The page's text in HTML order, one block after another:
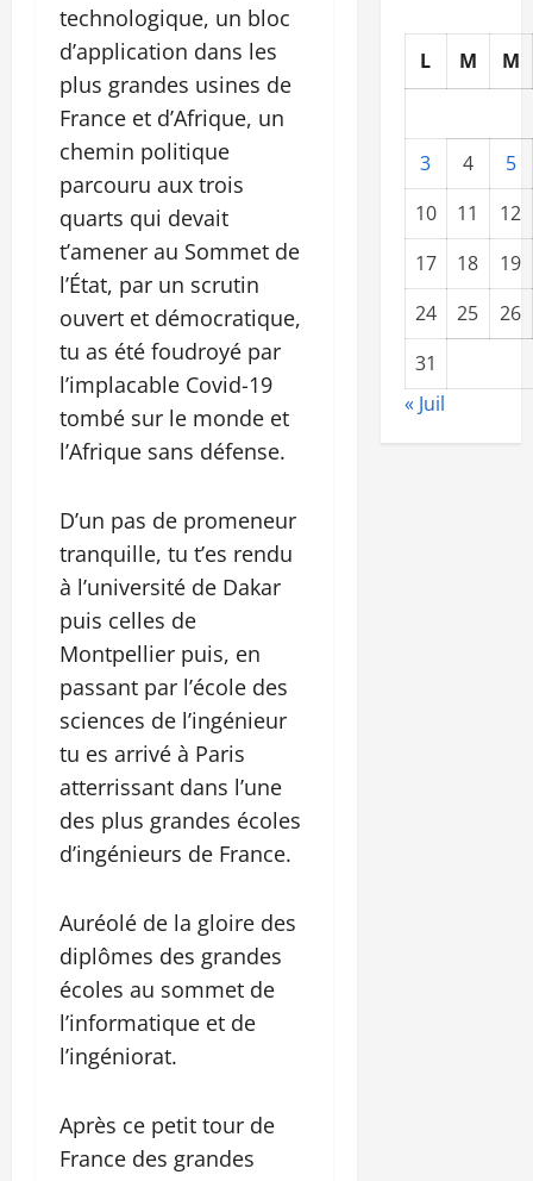
technologique, un bloc
d’application dans les
plus grandes usines de
France et d’Afrique, un
chemin politique
parcouru aux trois
quarts qui devait
t’amener au Sommet de
l’État, par un scrutin
ouvert et démocratique,
tu as été foudroyé par
l’implacable Covid-19
tombé sur le monde et
l’Afrique sans défense.
D’un pas de promeneur
tranquille, tu t’es rendu
à l’université de Dakar
puis celles de
Montpellier puis, en
passant par l’école des
sciences de l’ingénieur
tu es arrivé à Paris
atterrissant dans l’une
des plus grandes écoles
d’ingénieurs de France.
Auréolé de la gloire des
diplômes des grandes
écoles au sommet de
l’informatique et de
l’ingéniorat.
Après ce petit tour de
France des grandes
L M M
3 4
5
10
11
12
17
18
19
24
25
26
31
« Juil